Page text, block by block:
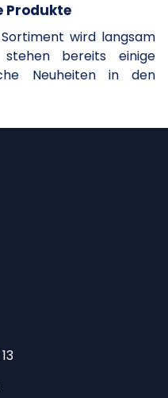
Produkte
wird langsam
bereits einige
Neuheiten in den